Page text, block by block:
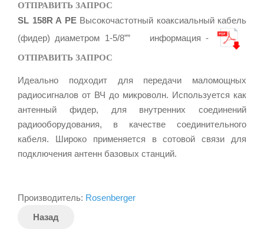
ОТПРАВИТЬ ЗАПРОС
SL 158R A PEВысокочастотный коаксиальный кабель
(фидер) диаметром 1-5/8”” информация -
ОТПРАВИТЬ ЗАПРОС
Идеально подходит для передачи маломощных
радиосигналов от ВЧ до микроволн. Используется как
антенный фидер, для внутренних соединений
радиооборудования, в качестве соединительного
кабеля. Широко применяется в сотовой связи для
подключения антенн базовых станций.
Производитель: Rosenberger